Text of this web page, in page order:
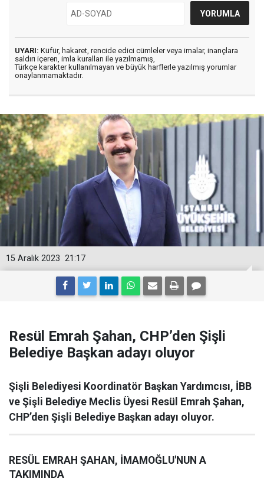
UYARI: Küfür, hakaret, rencide edici cümleler veya imalar, inançlara
saldırı içeren, imla kuralları ile yazılmamış,
Türkçe karakter kullanılmayan ve büyük harflerle yazılmış yorumlar
onaylanmamaktadır.
21:17
15 Aralık 2023
Resül Emrah Şahan, CHP’den Şişli
Belediye Başkan adayı oluyor
Şişli Belediyesi Koordinatör Başkan Yardımcısı, İBB
ve Şişli Belediye Meclis Üyesi Resül Emrah Şahan,
CHP’den Şişli Belediye Başkan adayı oluyor.
RESÜL EMRAH ŞAHAN, İMAMOĞLU'NUN A
TAKIMINDA